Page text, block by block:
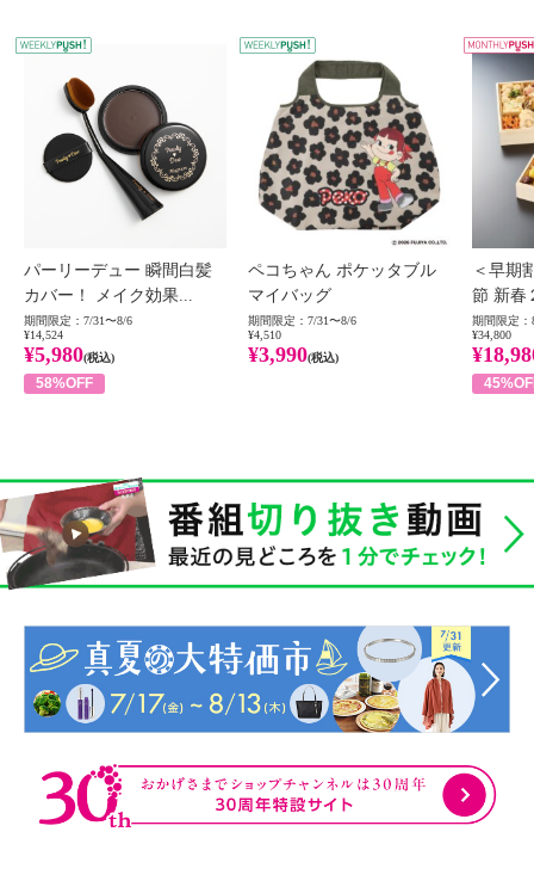
WEEKLY PUSH
パーリーデュー 瞬間白髪
カバー！ メイク効果...
期間限定：7/31〜8/6
¥14,524
¥5,980(税込)
58%OFF
ペコちゃん ポケッタブル
マイバッグ
期間限定：7/31〜8/6
¥4,510
¥3,990(税込)
＜早期
節 新春
期間限定：
¥34,800